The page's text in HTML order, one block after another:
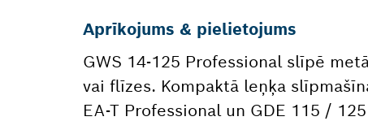
Aprīkojums & pielietojums
GWS 14-125 Professional slīpē
vai flīzes. Kompaktā leņķa
EA-T Professional un GDE 115 /